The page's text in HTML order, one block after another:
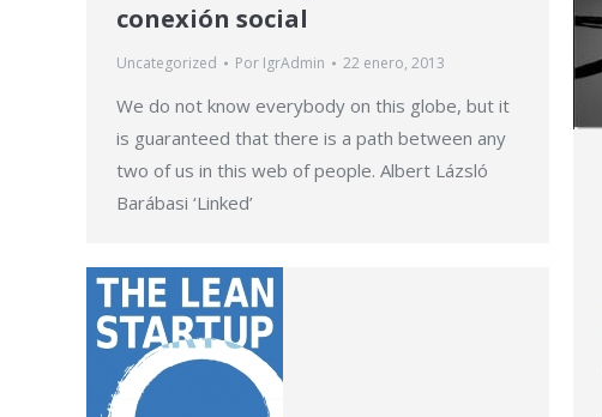
conexión social
Uncategorized Por IgrAdmin 22 enero, 2013
We do not know everybody on this globe, but it
is guaranteed that there is a path between any
two of us in this web of people. Albert Lázsló
Barábasi ‘Linked’